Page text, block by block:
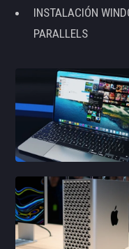
INSTALACIÓN
PARALLELS